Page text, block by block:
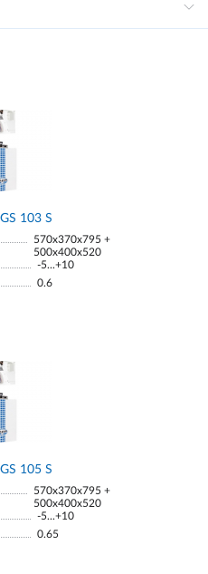
103 S
570x370x795 +
500x400x520
-5...+10
0.6
105 S
570x370x795 +
500x400x520
-5...+10
0.65